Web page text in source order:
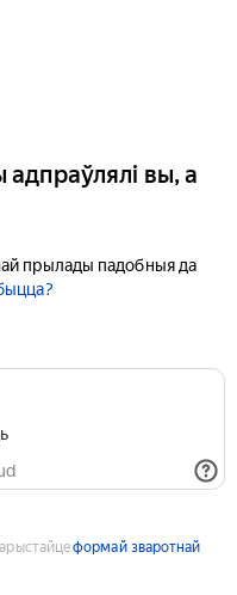
вы, а
прылады падобныя да
формай зваротнай